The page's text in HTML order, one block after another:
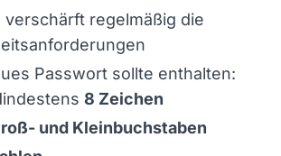
verschärft regelmäßig die
Passwort sollte enthalten:
8 Zeichen
und Kleinbuchstaben